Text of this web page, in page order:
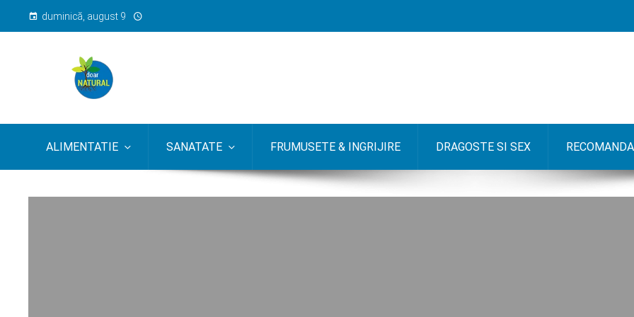
duminică, august 9
ALIMENTATIE SANATATE FRUMUSETE & INGRIJIRE DRAGOSTE SI SEX